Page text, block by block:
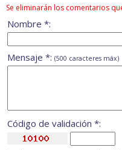
Se eliminarán los comentarios
Nombre *:
Mensaje *: (500 caracteres máx)
Código de validación *: